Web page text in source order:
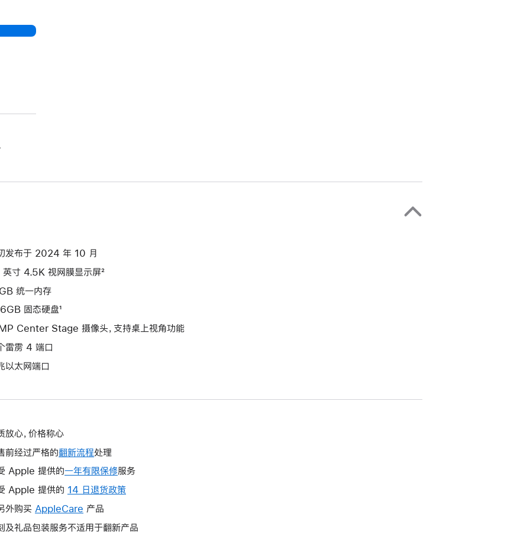
发布于 2024 年 10 月
寸 4.5K 视网膜显示屏²
统一内存
固态硬盘¹
Center Stage 摄像头，支持桌上视角功能
雷雳 4 端口
以太网端口
放心，价格称心
前经过严格的翻新流程处理
Apple 提供的一年有限保修此
操
打
服务
Apple 提供的 14 日退货政策
将
外购买 AppleCare 此
操
产品
及礼品包装服务不适用于翻新产品